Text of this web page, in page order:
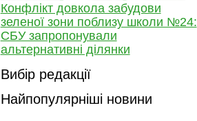
Конфлікт довкола забудови
зеленої зони поблизу школи №24:
СБУ запропонували
альтернативні ділянки
Вибір редакції
Найпопулярніші новини